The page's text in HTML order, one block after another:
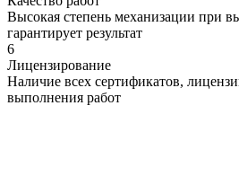
Высокая степень механизации при
гарантирует результат
6
Лицензирование
Наличие всех сертификатов,
выполнения работ